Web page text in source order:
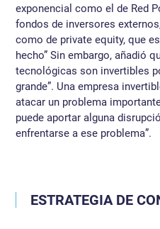
exponencial como el de Red
fondos de inversores
como de private equity, que
hecho” Sin embargo, añadió
tecnológicas son invertibles
grande”. Una empresa
atacar un problema
puede aportar alguna
enfrentarse a ese problema”.
ESTRATEGIA DE